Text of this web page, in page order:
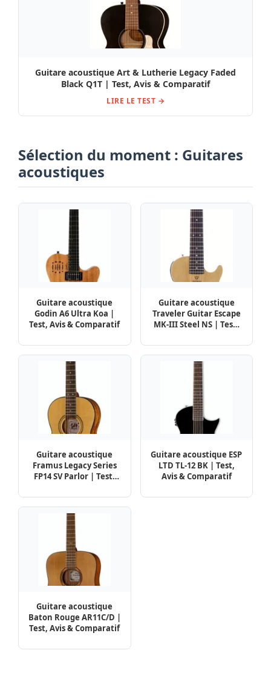
Guitare acoustique Art & Lutherie Legacy Faded
Black Q1T | Test, Avis & Comparatif
LIRE LE TEST →
Sélection du moment : Guitares
acoustiques
Guitare acoustique
Godin A6 Ultra Koa |
Test, Avis & Comparatif
Guitare acoustique
Traveler Guitar Escape
MK-III Steel NS | Test,
Guitare acoustique
Framus Legacy Series
FP14 SV Parlor | Test,
Guitare acoustique ESP
LTD TL-12 BK | Test,
Avis & Comparatif
Guitare acoustique
Baton Rouge AR11C/D |
Test, Avis & Comparatif